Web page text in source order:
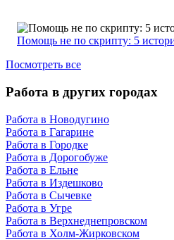
Помощь не по скрипту: 5
Посмотреть все
Работа в других городах
Работа в Новодугино
Работа в Гагарине
Работа в Городке
Работа в Дорогобуже
Работа в Ельне
Работа в Издешково
Работа в Сычевке
Работа в Угре
Работа в Верхнеднепровском
Работа в Холм-Жирковском